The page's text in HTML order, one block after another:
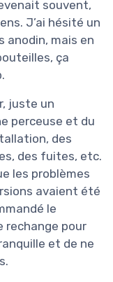
souvent,
J’ai hésité un
anodin, mais en
ça
juste un
perceuse et du
des
des fuites, etc.
les problèmes
avaient été
le
rechange pour
et de ne